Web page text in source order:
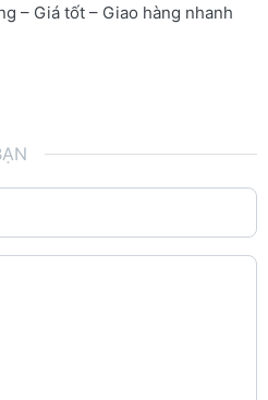
– Giá tốt – Giao hàng nhanh